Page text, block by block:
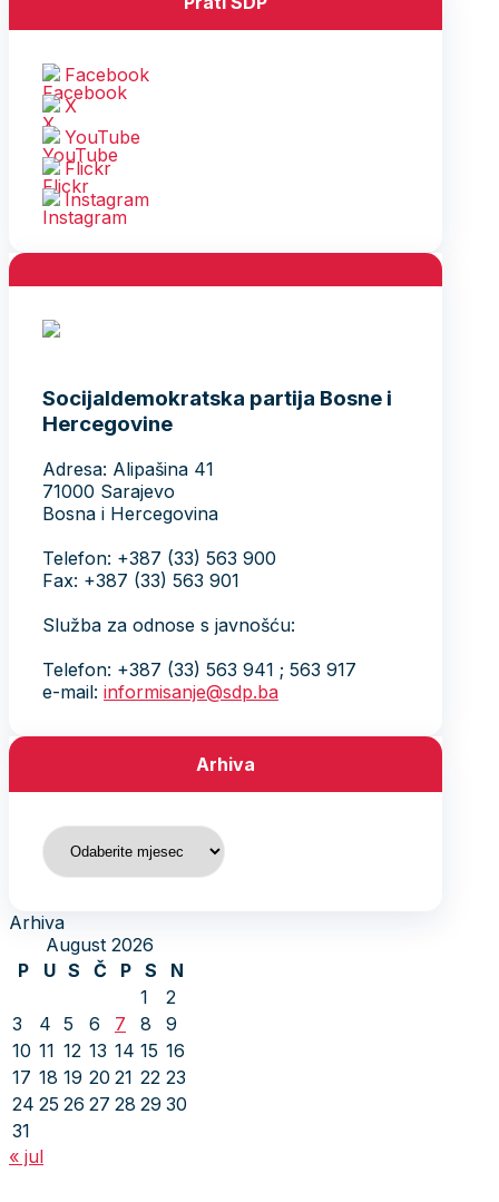
Facebook
X
YouTube
Flickr
Instagram
Socijaldemokratska partija Bosne i
Hercegovine
Adresa: Alipašina 41
71000 Sarajevo
Bosna i Hercegovina
Telefon: +387 (33) 563 900
Fax: +387 (33) 563 901
Služba za odnose s javnošću:
Telefon: +387 (33) 563 941 ; 563 917
e-mail: informisanje@sdp.ba
Arhiva
Arhiva
Arhiva
August 2026
P
U S Č P S
N
1
2
3
4 5 6 7 8
9
10 11 12 13 14 15 16
17 18 19 20 21 22 23
24 25 26 27 28 29 30
31
« jul